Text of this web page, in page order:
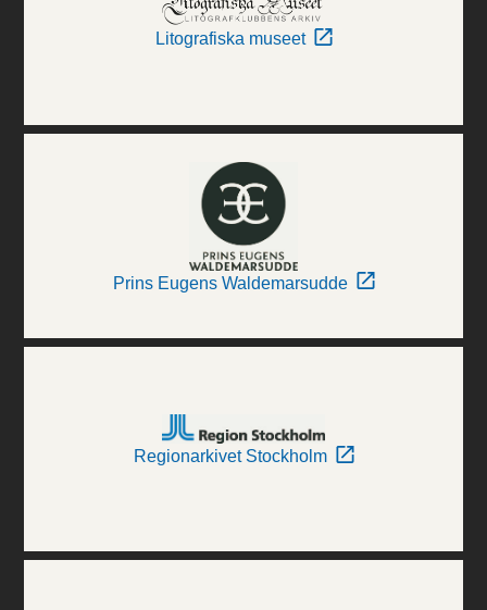
Litografiska museet
Prins Eugens Waldemarsudde
Regionarkivet Stockholm